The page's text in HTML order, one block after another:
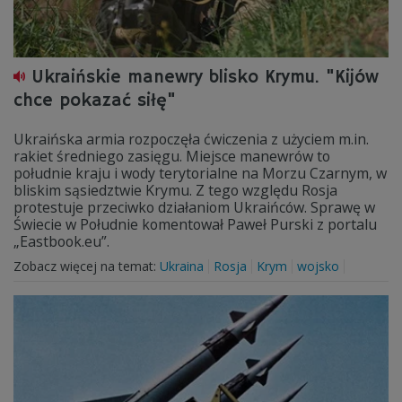
Ukraińskie manewry blisko Krymu. "Kijów
chce pokazać siłę"
Ukraińska armia rozpoczęła ćwiczenia z użyciem m.in.
rakiet średniego zasięgu. Miejsce manewrów to
południe kraju i wody terytorialne na Morzu Czarnym, w
bliskim sąsiedztwie Krymu. Z tego względu Rosja
protestuje przeciwko działaniom Ukraińców. Sprawę w
Świecie w Południe komentował Paweł Purski z portalu
„Eastbook.eu”.
Zobacz więcej na temat: Ukraina Rosja Krym wojsko